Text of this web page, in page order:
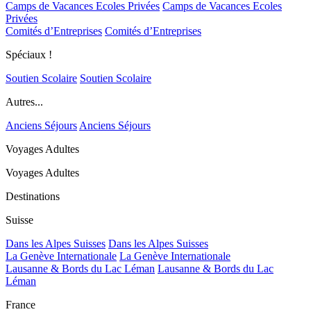
Camps de Vacances Ecoles Privées Camps de Vacances Ecoles
Privées
Comités d’Entreprises Comités d’Entreprises
Spéciaux !
Soutien Scolaire Soutien Scolaire
Autres...
Anciens Séjours Anciens Séjours
Voyages Adultes
Voyages Adultes
Destinations
Suisse
Dans les Alpes Suisses Dans les Alpes Suisses
La Genève Internationale La Genève Internationale
Lausanne & Bords du Lac Léman Lausanne & Bords du Lac
Léman
France